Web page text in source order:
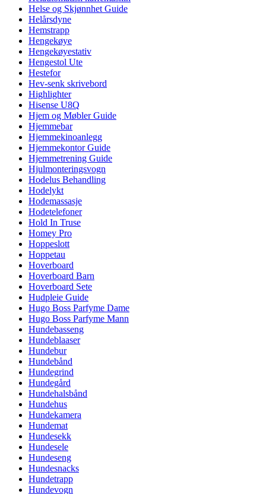
Helse og Skjønnhet Guide
Helårsdyne
Hemstrapp
Hengekøye
Hengekøyestativ
Hengestol Ute
Hestefor
Hev-senk skrivebord
Highlighter
Hisense U8Q
Hjem og Møbler Guide
Hjemmebar
Hjemmekinoanlegg
Hjemmekontor Guide
Hjemmetrening Guide
Hjulmonteringsvogn
Hodelus Behandling
Hodelykt
Hodemassasje
Hodetelefoner
Hold In Truse
Homey Pro
Hoppeslott
Hoppetau
Hoverboard
Hoverboard Barn
Hoverboard Sete
Hudpleie Guide
Hugo Boss Parfyme Dame
Hugo Boss Parfyme Mann
Hundebasseng
Hundeblaaser
Hundebur
Hundebånd
Hundegrind
Hundegård
Hundehalsbånd
Hundehus
Hundekamera
Hundemat
Hundesekk
Hundesele
Hundeseng
Hundesnacks
Hundetrapp
Hundevogn